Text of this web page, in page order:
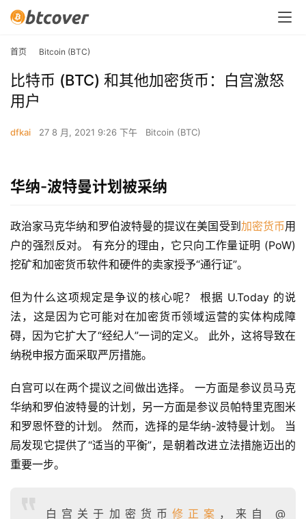
首页 Bitcoin (BTC)
比特币 (BTC) 和其他加密货币：白宫激怒
用户
dfkai 27 8 月, 2021 9:26 下午 Bitcoin (BTC)
华纳-波特曼计划被采纳
政治家马克华纳和罗伯波特曼的提议在美国受到 加密货币用
户的强烈反对。 有充分的理由，它只向工作量证明 (PoW)
挖矿和加密货币软件和硬件的卖家授予“通行证”。
但为什么这项规定是争议的核心呢？ 根据 U.Today 的说
法，这是因为它可能对在加密货币领域运营的实体构成障
碍，因为它扩大了“经纪人”一词的定义。 此外，这将导致在
纳税申报方面采取严厉措施。
白宫可以在两个提议之间做出选择。 一方面是参议员马克
华纳和罗伯波特曼的计划，另一方面是参议员帕特里克图米
和罗恩怀登的计划。 然而，选择的是华纳-波特曼计划。 当
局发现它提供了“适当的平衡”，是朝着改进立法措施迈出的
重要一步。
白宫关于加密货币修正案 ，来自 @